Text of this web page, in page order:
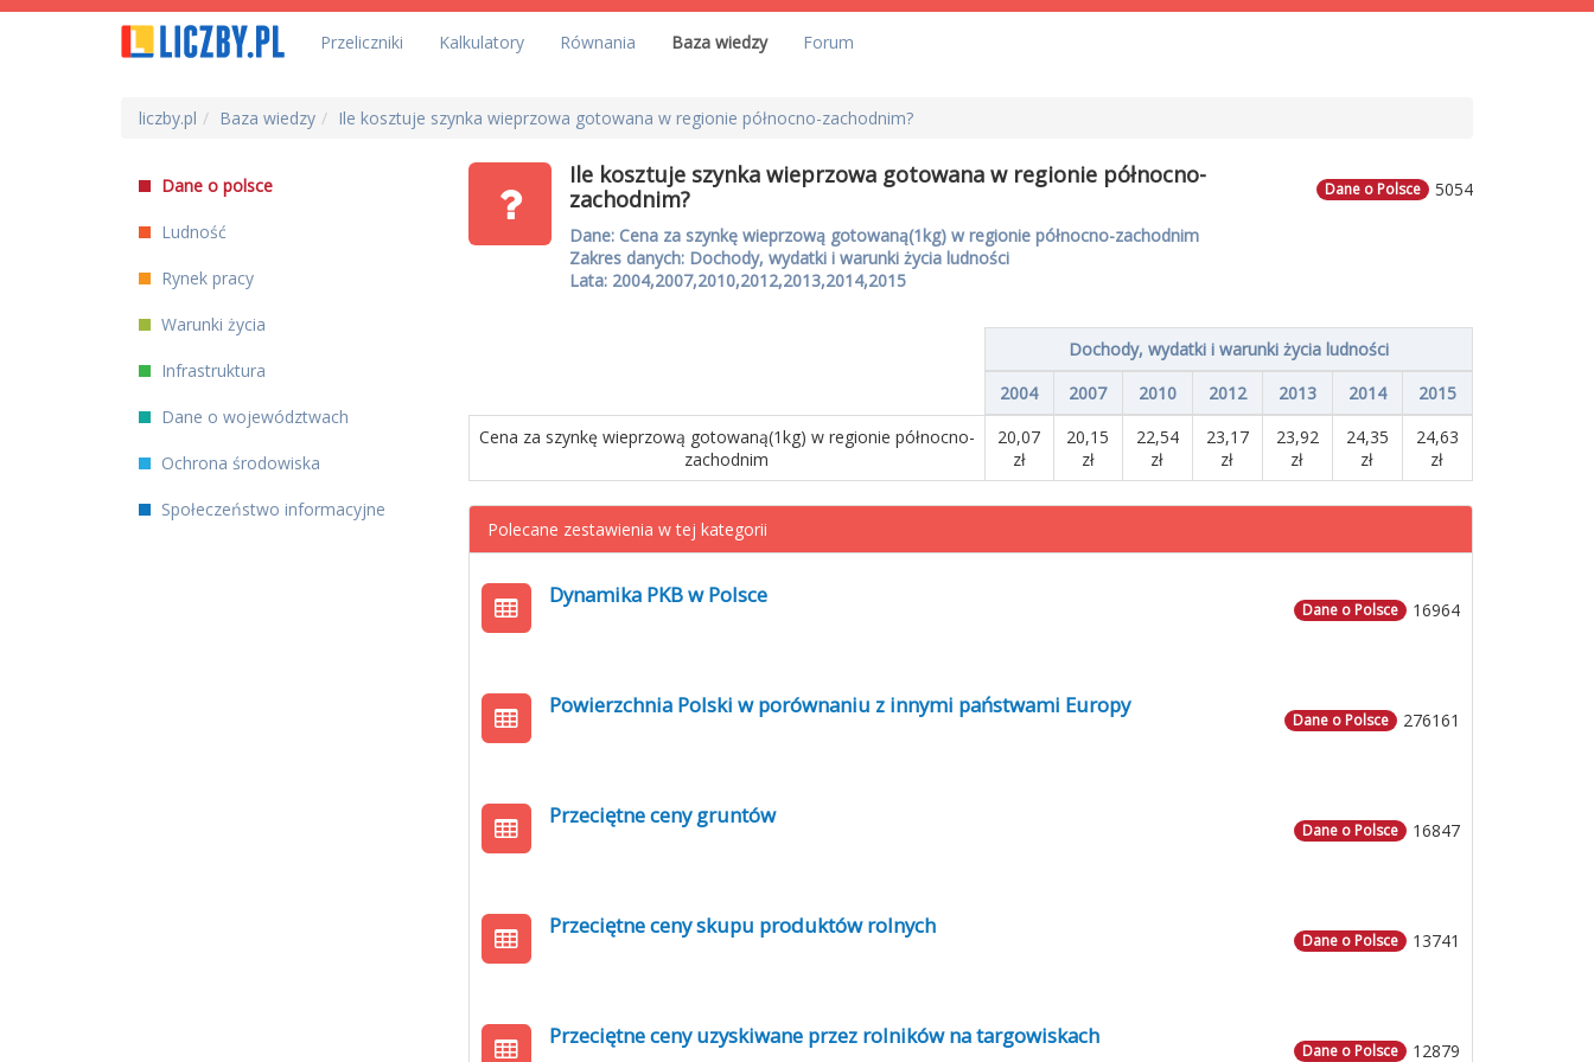
Przeliczniki Kalkulatory Równania Baza wiedzy Forum
liczby.pl Baza wiedzy Ile kosztuje szynka wieprzowa gotowana w regionie północno-zachodnim?
Dane o polsce
Ludność
Rynek pracy
Warunki życia
Infrastruktura
Dane o województwach
Ochrona środowiska
Społeczeństwo informacyjne
5054
Dane o Polsce
Ile kosztuje szynka wieprzowa gotowana w regionie północno-
zachodnim?
Dane: Cena za szynkę wieprzową gotowaną(1kg) w regionie północno-zachodnim
Zakres danych: Dochody, wydatki i warunki życia ludności
Lata: 2004,2007,2010,2012,2013,2014,2015
Dochody, wydatki i warunki życia ludności
2004
2007 2010 2012 2013 2014
2015
Cena za szynkę wieprzową gotowaną(1kg) w regionie północno-
zachodnim
20,07
zł
20,15
zł
22,54
zł
23,17
zł
23,92
zł
24,35
zł
24,63
zł
Polecane zestawienia w tej kategorii
16964
Dane o Polsce
Dynamika PKB w Polsce
276161
Dane o Polsce
Powierzchnia Polski w porównaniu z innymi państwami Europy
16847
Dane o Polsce
Przeciętne ceny gruntów
13741
Dane o Polsce
Przeciętne ceny skupu produktów rolnych
12879
Dane o Polsce
Przeciętne ceny uzyskiwane przez rolników na targowiskach